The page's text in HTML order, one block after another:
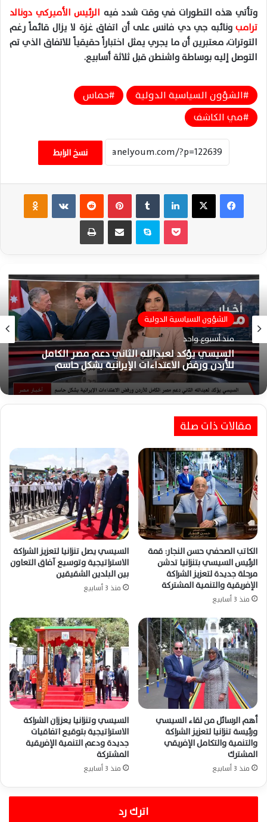
وتأتي هذه التطورات في وقت شدد فيه الرئيس الأميركي دونالد
ترامب ونائبه جي دي فانس على أن اتفاق غزة لا يزال قائماً رغم
التوترات، معتبرين أن ما يجري يمثل اختباراً حقيقياً للاتفاق الذي تم
التوصل إليه بوساطة واشنطن قبل ثلاثة أسابيع.
الشؤون السياسية الدولية
حماس
مي الكاشف
نسخ الرابط
فيسبوك ‫X لينكدإن بينتيريست ‏VKontakte
سكايب مشاركة عبر البريد طباعة
الشؤون السياسية الدولية
منذ أسبوع واحد
السيسي يؤكد لعبدالله الثاني دعم مصر الكامل
للأردن ورفض الاعتداءات الإيرانية بشكل حاسم
الشؤون السياسية الدولية
منذ أسبوع واحد
السيسي ورئيس مدغشقر يوقعان خمس مذكرات
تفاهم لتعزيز التعاون الثنائي في العلمين اليوم
مقالات ذات صلة
الكاتب الصحفي حسن النجار: قمة
الرئيس السيسي بتنزانيا تدشن
مرحلة جديدة لتعزيز الشراكة
الإفريقية والتنمية المشتركة
منذ 3 أسابيع
السيسي يصل تنزانيا لتعزيز الشراكة
الاستراتيجية وتوسيع آفاق التعاون
بين البلدين الشقيقين
منذ 3 أسابيع
أهم الرسائل من لقاء السيسي
ورئيسة تنزانيا لتعزيز الشراكة
والتنمية والتكامل الإفريقي
المشترك
منذ 3 أسابيع
السيسي وتنزانيا يعززان الشراكة
الاستراتيجية بتوقيع اتفاقيات
جديدة ودعم التنمية الإفريقية
المشتركة
منذ 3 أسابيع
اترك رد